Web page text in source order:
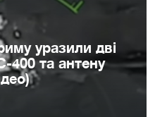
уразили дві
400 та антену